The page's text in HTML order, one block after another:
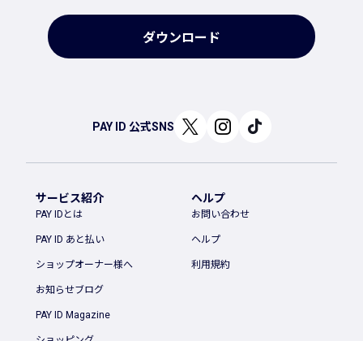
ダウンロード
PAY ID 公式SNS
サービス紹介
PAY IDとは
PAY ID あと払い
ショップオーナー様へ
お知らせブログ
PAY ID Magazine
ヘルプ
お問い合わせ
ヘルプ
利用規約